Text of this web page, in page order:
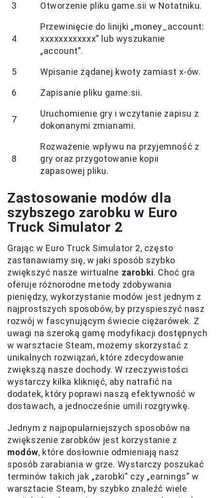
3 Otworzenie pliku game.sii w Notatniku.
4
Przewinięcie do linijki „money_account:
xxxxxxxxxxxx” lub wyszukanie
„account”.
5 Wpisanie żądanej kwoty zamiast x-ów.
6 Zapisanie pliku game.sii.
7
Uruchomienie gry i wczytanie zapisu z
dokonanymi zmianami.
8
Rozważenie wpływu na przyjemność z
gry oraz przygotowanie kopii
zapasowej pliku.
Zastosowanie modów dla
szybszego zarobku w Euro
Truck Simulator 2
Grając w Euro Truck Simulator 2, często
zastanawiamy się, w jaki sposób szybko
zwiększyć nasze wirtualne zarobki. Choć gra
oferuje różnorodne metody zdobywania
pieniędzy, wykorzystanie modów jest jednym z
najprostszych sposobów, by przyspieszyć nasz
rozwój w fascynującym świecie ciężarówek. Z
uwagi na szeroką gamę modyfikacji dostępnych
w warsztacie Steam, możemy skorzystać z
unikalnych rozwiązań, które zdecydowanie
zwiększą nasze dochody. W rzeczywistości
wystarczy kilka kliknięć, aby natrafić na
dodatek, który poprawi naszą efektywność w
dostawach, a jednocześnie umili rozgrywkę.
Jednym z najpopularniejszych sposobów na
zwiększenie zarobków jest korzystanie z
modów, które dosłownie odmieniają nasz
sposób zarabiania w grze. Wystarczy poszukać
terminów takich jak „zarobki” czy „earnings” w
warsztacie Steam, by szybko znaleźć wiele